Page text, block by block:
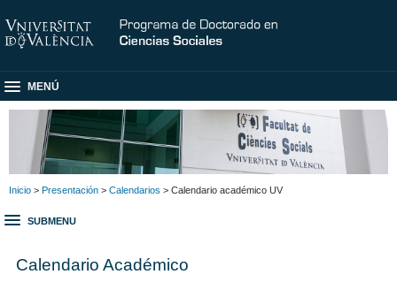
MENÚ
Inicio > Presentación > Calendarios > Calendario académico UV
SUBMENU
Calendario Académico